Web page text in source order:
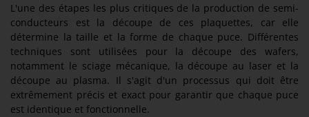
L'une des étapes les plus critiques de la production de semi-
conducteurs est la découpe de ces plaquettes, car elle
détermine la taille et la forme de chaque puce. Différentes
techniques sont utilisées pour la découpe des wafers,
notamment le sciage mécanique, la découpe au laser et la
découpe au plasma. Il s'agit d'un processus qui doit être
extrêmement précis et exact pour garantir que chaque puce
est identique et fonctionnelle.